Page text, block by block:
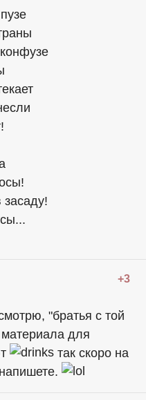
+3
"братья с той
для
так скоро на